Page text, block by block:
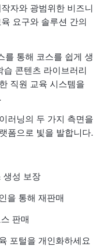
자와 광범위한 비즈니
요구와 솔루션 간의
를 통해 코스를 쉽게 생
콘텐츠 라이브러리
직원 교육 시스템을
러닝의 두 가지 측면을
폼으로 빛을 발합니다.
생성 보장
을 통해 재판매
판매
포털을 개인화하세요